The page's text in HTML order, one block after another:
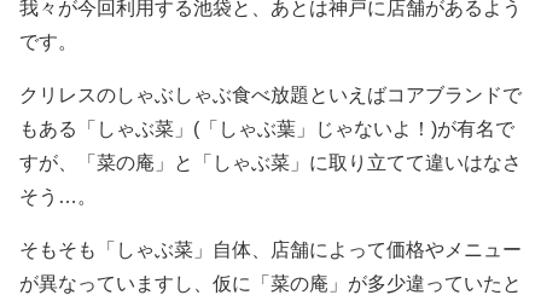
我々が今回利用する池袋と、あとは神戸に店舗があるよう
です。
クリレスのしゃぶしゃぶ食べ放題といえばコアブランドで
もある「しゃぶ菜」(「しゃぶ葉」じゃないよ！)が有名で
すが、「菜の庵」と「しゃぶ菜」に取り立てて違いはなさ
そう…。
そもそも「しゃぶ菜」自体、店舗によって価格やメニュー
が異なっていますし、仮に「菜の庵」が多少違っていたと